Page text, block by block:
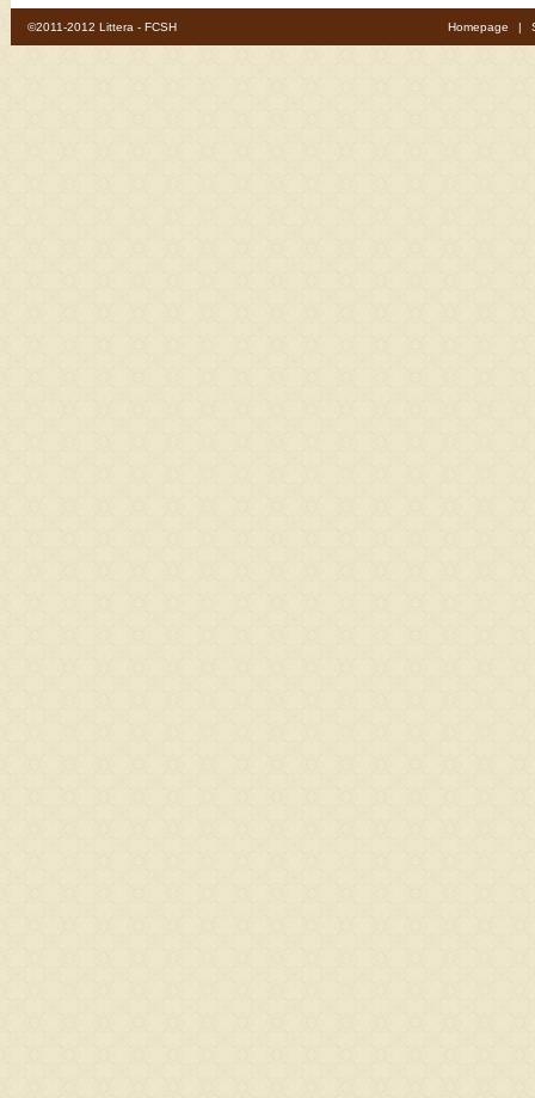
©2011-2012 Littera - FCSH Homepage |